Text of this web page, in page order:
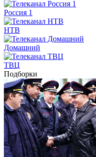
Россия 1
НТВ
Домашний
ТВЦ
Подборки